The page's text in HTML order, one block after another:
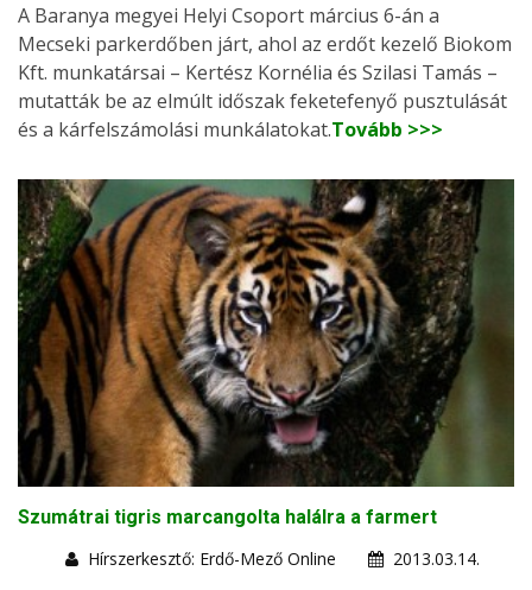
A Baranya megyei Helyi Csoport március 6-án a
Mecseki parkerdőben járt, ahol az erdőt kezelő Biokom
Kft. munkatársai – Kertész Kornélia és Szilasi Tamás –
mutatták be az elmúlt időszak feketefenyő pusztulását
és a kárfelszámolási munkálatokat.Tovább >>>
Szumátrai tigris marcangolta halálra a farmert
Hírszerkesztő: Erdő-Mező Online
2013.03.14.